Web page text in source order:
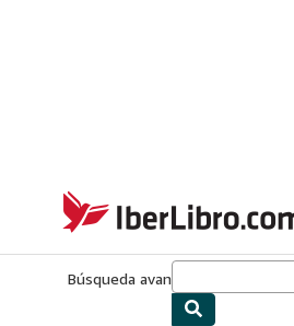
IberLibro.com
Búsqueda avanzada